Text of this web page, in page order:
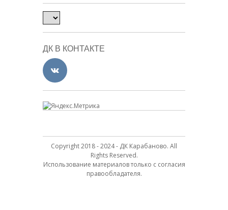
ДК В КОНТАКТЕ
Copyright 2018 - 2024 - ДК Карабаново. All
Rights Reserved.
Использование материалов только с согласия
правообладателя.